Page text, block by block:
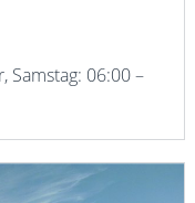
Samstag: 06:00 –